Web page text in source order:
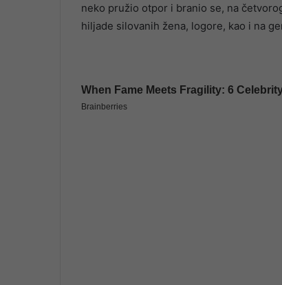
neko pružio otpor i branio se, na
hiljade silovanih žena, logore, kao i na